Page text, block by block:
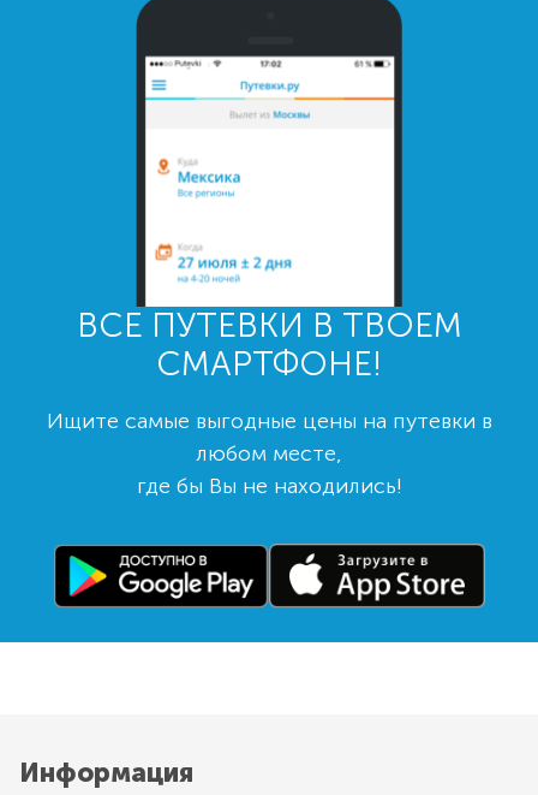
ВСЕ ПУТЕВКИ В ТВОЕМ
СМАРТФОНЕ!
Ищите самые выгодные цены на путевки в
любом месте,
где бы Вы не находились!
Информация